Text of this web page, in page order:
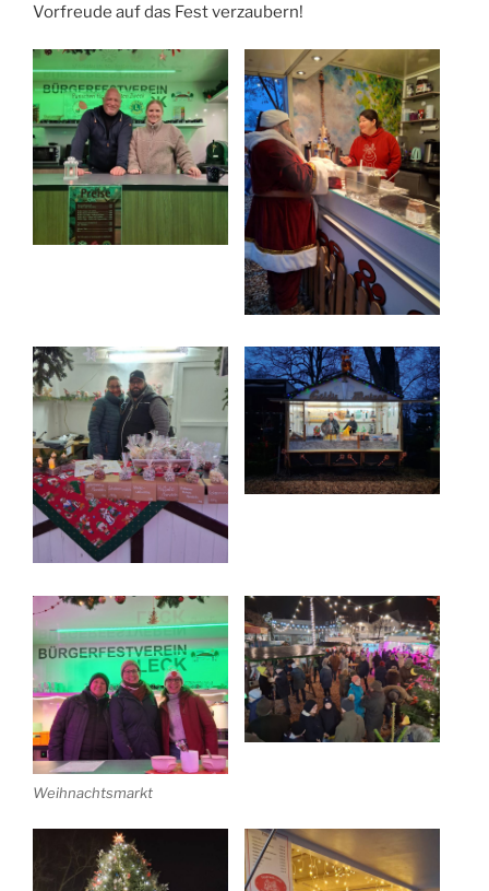
Vorfreude auf das Fest verzaubern!
Weihnachtsmarkt